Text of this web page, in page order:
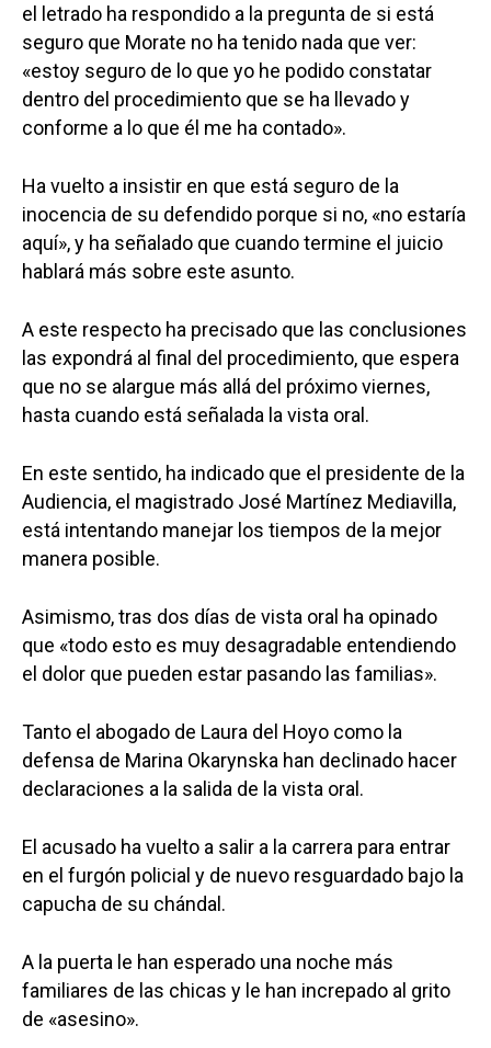
el letrado ha respondido a la pregunta de si está
seguro que Morate no ha tenido nada que ver:
«estoy seguro de lo que yo he podido constatar
dentro del procedimiento que se ha llevado y
conforme a lo que él me ha contado».
Ha vuelto a insistir en que está seguro de la
inocencia de su defendido porque si no, «no estaría
aquí», y ha señalado que cuando termine el juicio
hablará más sobre este asunto.
A este respecto ha precisado que las conclusiones
las expondrá al final del procedimiento, que espera
que no se alargue más allá del próximo viernes,
hasta cuando está señalada la vista oral.
En este sentido, ha indicado que el presidente de la
Audiencia, el magistrado José Martínez Mediavilla,
está intentando manejar los tiempos de la mejor
manera posible.
Asimismo, tras dos días de vista oral ha opinado
que «todo esto es muy desagradable entendiendo
el dolor que pueden estar pasando las familias».
Tanto el abogado de Laura del Hoyo como la
defensa de Marina Okarynska han declinado hacer
declaraciones a la salida de la vista oral.
El acusado ha vuelto a salir a la carrera para entrar
en el furgón policial y de nuevo resguardado bajo la
capucha de su chándal.
A la puerta le han esperado una noche más
familiares de las chicas y le han increpado al grito
de «asesino».